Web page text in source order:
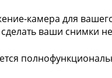
камера для
ваши снимки